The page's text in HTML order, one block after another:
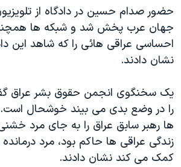
حقوق شهروندی
اقتصادی
علم و فناوری
گالری عکس
آرشیو پخش زنده
انتخابات ریاست جمهوری آمریکا ۲۰۲۴
حمله جمهوری اسلامی به اسرائیل
رمز مهسا
اعتراضات زن، زندگی، آزادی
مجموعه مستندهای دادخواهی
تریبونال مردمی آبان ۹۸
دادگاه حمید نوری
زبانهای مختلف
حضور صدام حسين در دادگاه از
جهان عرب پخش شد و شبکه ها
احساسی عراقی هائی را که شاهد اين
نشان دادند.
يک سخنگوی انجمن حقوق بشر عراق
را در وضع بدی می بيند خوشحال است.
ها رهبر سابق عراق را به جای مرد
زندگی عراقی ها حاکم بود، مرد
کمک می کند نشان دادند.